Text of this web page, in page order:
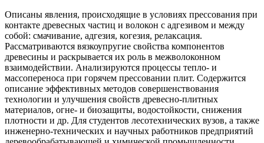
Описаны явления, происходящие в условиях прессования при
контакте древесных частиц и волокон с адгезивом и между
собой: смачивание, адгезия, когезия, релаксация.
Рассматриваются вязкоупругие свойства компонентов
древесины и раскрывается их роль в межволоконном
взаимодействии. Анализируются процессы тепло- и
массопереноса при горячем прессовании плит. Содержится
описание эффективных методов совершенствования
технологии и улучшения свойств древесно-плитных
материалов, огне- и биозащиты, водостойкости, снижения
плотности и др. Для студентов лесотехнических вузов, а также
инженерно-технических и научных работников предприятий